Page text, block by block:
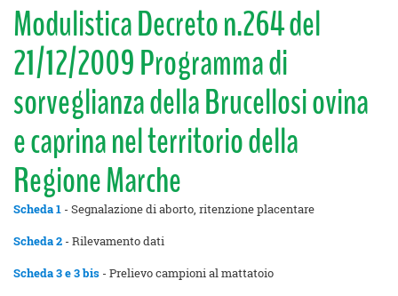
Modulistica Decreto n.264 del
21/12/2009 Programma di
sorveglianza della Brucellosi ovina
e caprina nel territorio della
Regione Marche
Scheda 1 - Segnalazione di aborto, ritenzione placentare
Scheda 2 - Rilevamento dati
Scheda 3 e 3 bis - Prelievo campioni al mattatoio